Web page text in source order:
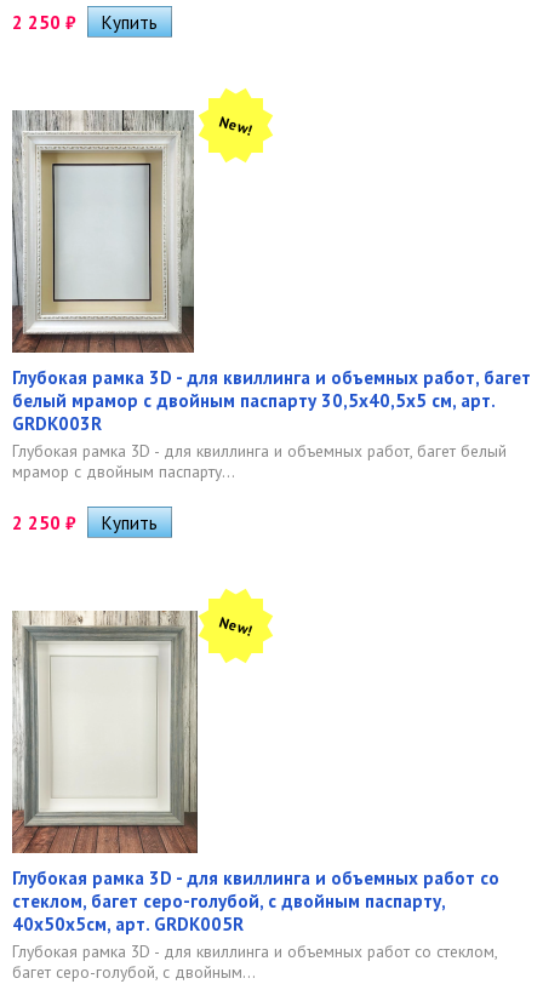
2 250 ₽
New!
Глубокая рамка 3D - для квиллинга и объемных работ, багет
белый мрамор с двойным паспарту 30,5х40,5х5 см, арт.
GRDK003R
Глубокая рамка 3D - для квиллинга и объемных работ, багет белый
мрамор с двойным паспарту...
2 250 ₽
New!
Глубокая рамка 3D - для квиллинга и объемных работ со
стеклом, багет серо-голубой, с двойным паспарту,
40х50х5см, арт. GRDK005R
Глубокая рамка 3D - для квиллинга и объемных работ со стеклом,
багет серо-голубой, с двойным...